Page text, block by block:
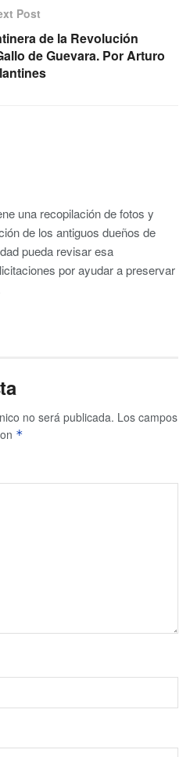
Post
de la Revolución
de Guevara. Por Arturo
una recopilación de fotos y
de los antiguos dueños de
pueda revisar esa
por ayudar a preservar
no será publicada. Los campos
*